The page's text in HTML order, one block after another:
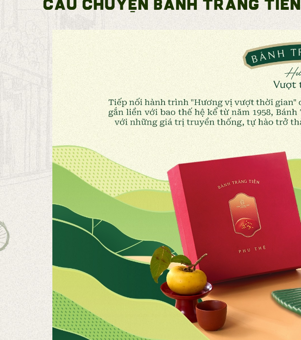
Câu chuyện BÁNH TRÀNG TIỀN